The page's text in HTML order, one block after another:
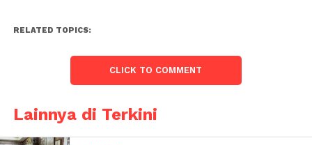
RELATED TOPICS:
CLICK TO COMMENT
Lainnya di Terkini